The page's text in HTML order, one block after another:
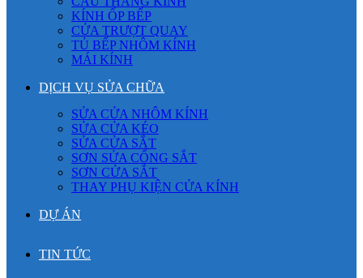
KÍNH ỐP BẾP
CỬA TRƯỢT QUAY
TỦ BẾP NHÔM KÍNH
MÁI KÍNH
DỊCH VỤ SỬA CHỮA
SỬA CỬA NHÔM KÍNH
SỬA CỬA KÉO
SỬA CỬA SẮT
SƠN SỬA CỔNG SẮT
SƠN CỬA SẮT
THAY PHỤ KIỆN CỬA KÍNH
DỰ ÁN
TIN TỨC